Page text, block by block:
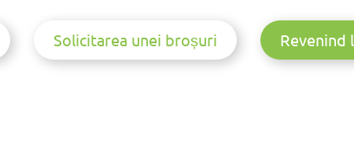
Solicitarea unei broșuri Revenind